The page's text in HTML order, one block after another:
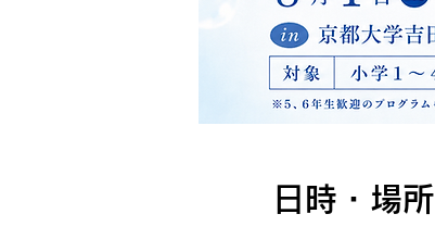
日時・場所